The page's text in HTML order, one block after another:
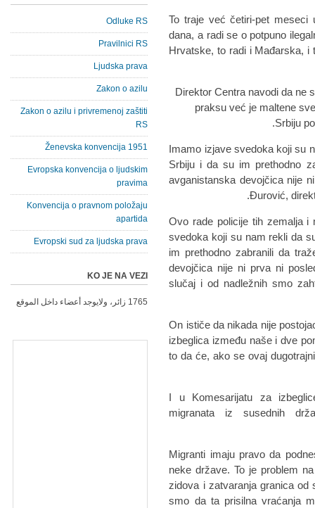
- To traje već četiri-pet
dana, a radi se o potpuno
Hrvatske, to radi i Mađarska, i
Direktor Centra navodi da ne
praksu već je maltene
Srbiju
-Imamo izjave svedoka koji su
Srbiju i da su im prethodno
avganistanska devojčica nije
Đurović,
- Ovo rade policije tih zemalja
svedoka koji su nam rekli da
im prethodno zabranili da
devojčica nije ni prva ni
slučaj i od nadležnih smo
On ističe da nikada nije
izbeglica između naše i dve
to da će, ako se ovaj
I u Komesarijatu za
migranata iz susednih
- Migranti imaju pravo da
neke države. To je problem
zidova i zatvaranja granica od
smo da ta prisilna vraćanja
Odluke RS
Pravilnici RS
Ljudska prava
Zakon o azilu
Zakon o azilu i privremenoj zaštiti
RS
Ženevska konvencija 1951
Evropska konvencija o ljudskim
pravima
Konvencija o pravnom položaju
apartida
Evropski sud za ljudska prava
KO JE NA VEZI
1765 زائر، ولايوجد أعضاء داخل الموقع